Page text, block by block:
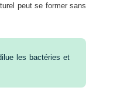
peut se former sans
les bactéries et